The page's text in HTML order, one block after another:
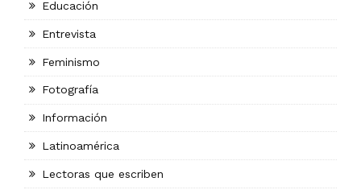
Educación
Entrevista
Feminismo
Fotografía
Información
Latinoamérica
Lectoras que escriben